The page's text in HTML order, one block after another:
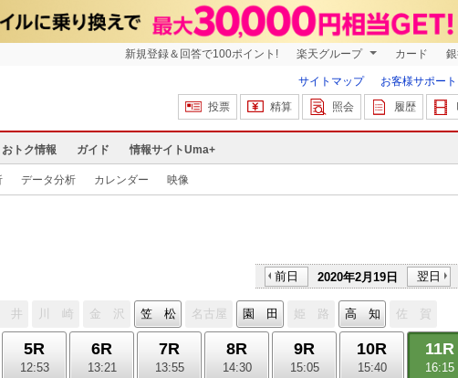
新規登録＆回答で100ポイント! 楽天グループ カード
サイトマップ お客様サポート
投票
精算 照会 履歴
おトク情報 ガイド 情報サイトUma+
データ分析 カレンダー 映像
前日 2020年2月19日 翌日
井 川 崎 金 沢 笠 松 名古屋 園 田 姫 路 高 知
佐 賀
5R
12:53
6R
13:21
7R
13:55
8R
14:30
9R
15:05
10R
15:40
11R
16:15